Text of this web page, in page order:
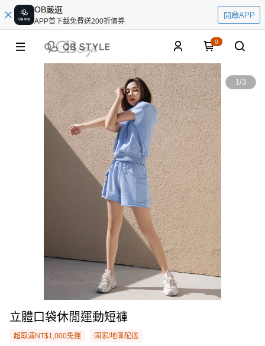
OB嚴選
APP首下載免費送200折價券
開啟APP
0
1/3
立體口袋休閒運動短褲
超取滿NT$1,000免運 國家/地區配送